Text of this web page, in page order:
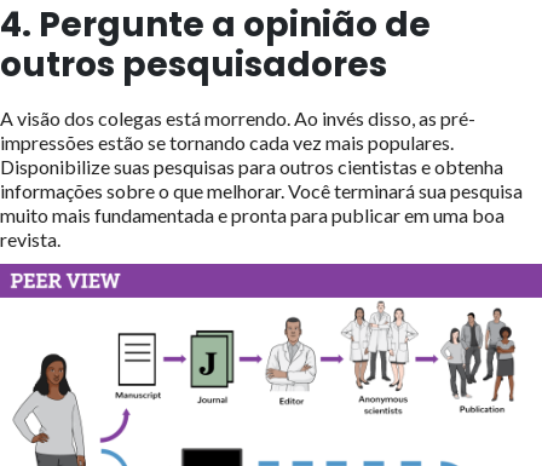
4. Pergunte a opinião de
outros pesquisadores
A visão dos colegas está morrendo. Ao invés disso, as pré-
impressões estão se tornando cada vez mais populares.
Disponibilize suas pesquisas para outros cientistas e obtenha
informações sobre o que melhorar. Você terminará sua pesquisa
muito mais fundamentada e pronta para publicar em uma boa
revista.